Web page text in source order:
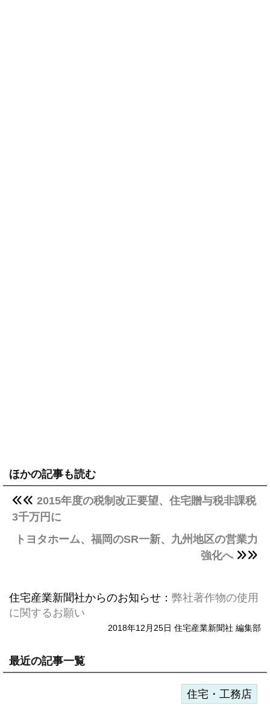
ほかの記事も読む
2015年度の税制改正要望、住宅贈与税非課税
3千万円に
トヨタホーム、福岡のSR一新、九州地区の営業力
強化へ
住宅産業新聞社からのお知らせ： 弊社著作物の使用
に関するお願い
2018年12月25日 住宅産業新聞社 編集部
最近の記事一覧
住宅・工務店